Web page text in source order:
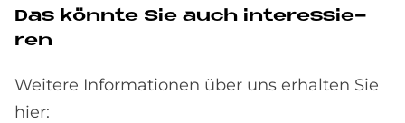
Das könn­te Sie auch in­ter­es­sie­
ren
Weitere Informationen über uns erhalten Sie
hier: